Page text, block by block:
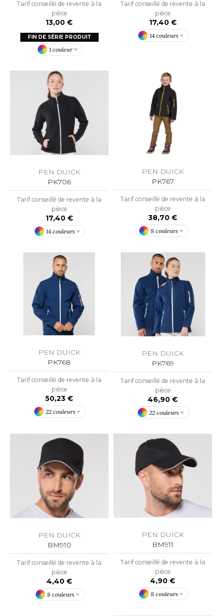
IN EUROPE
LABEL / TEAR AWAY
VETEMENTS
SHIRT
PROFESSIONNELLE
OF THE LOOM
- BLANKS
MORNING STUDIOS
Tarif conseillé de revente à la
pièce
13,00 €
FIN DE SÉRIE PRODUIT
1 couleur
Tarif conseillé de revente à la
pièce
17,40 €
14 couleurs
PEN DUICK
PK706
Tarif conseillé de revente à la
pièce
17,40 €
14 couleurs
PEN DUICK
PK767
Tarif conseillé de revente à la
pièce
38,70 €
8 couleurs
PEN DUICK
PK768
Tarif conseillé de revente à la
pièce
50,23 €
22 couleurs
PEN DUICK
PK769
Tarif conseillé de revente à la
pièce
46,90 €
22 couleurs
PEN DUICK
BM910
Tarif conseillé de revente à la
pièce
4,40 €
8 couleurs
PEN DUICK
BM911
Tarif conseillé de revente à la
pièce
4,90 €
8 couleurs